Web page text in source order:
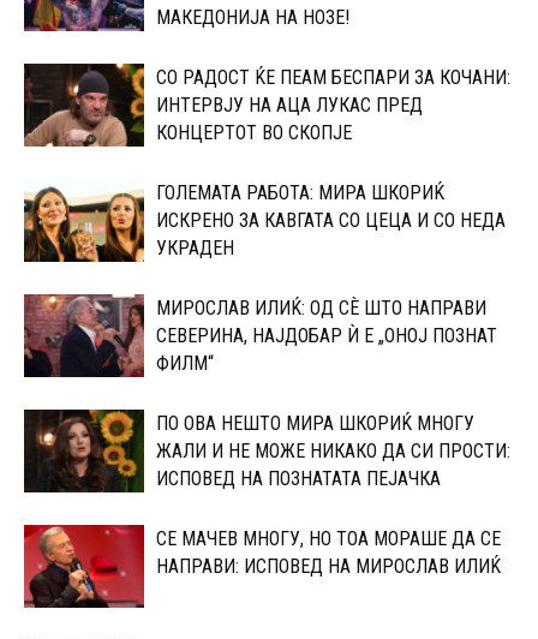
МАКЕДОНИЈА НА НОЗЕ!
СО РАДОСТ ЌЕ ПЕАМ БЕСПАРИ ЗА КОЧАНИ:
ИНТЕРВЈУ НА АЦА ЛУКАС ПРЕД
КОНЦЕРТОТ ВО СКОПЈЕ
ГОЛЕМАТА РАБОТА: МИРА ШКОРИЌ
ИСКРЕНО ЗА КАВГАТА СО ЦЕЦА И СО НЕДА
УКРАДЕН
МИРОСЛАВ ИЛИЌ: ОД СÈ ШТО НАПРАВИ
СЕВЕРИНА, НАЈДОБАР Ѝ Е „ОНОЈ ПОЗНАТ
ФИЛМ“
ПО ОВА НЕШТО МИРА ШКОРИЌ МНОГУ
ЖАЛИ И НЕ МОЖЕ НИКАКО ДА СИ ПРОСТИ:
ИСПОВЕД НА ПОЗНАТАТА ПЕЈАЧКА
СЕ МАЧЕВ МНОГУ, НО ТОА МОРАШЕ ДА СЕ
НАПРАВИ: ИСПОВЕД НА МИРОСЛАВ ИЛИЌ